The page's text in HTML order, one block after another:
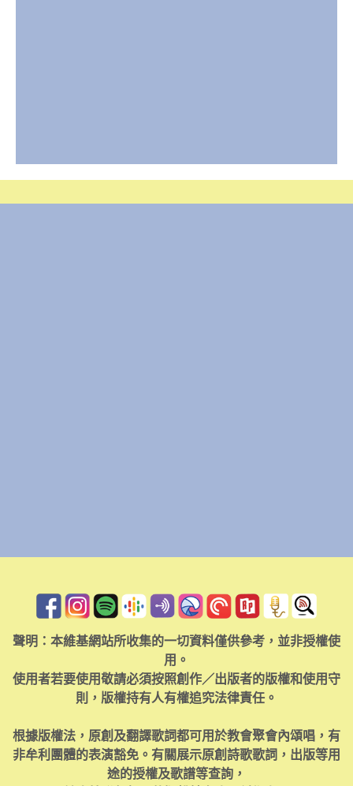
聲明：本維基網站所收集的一切資料僅供參考，並非授權使
用。
使用者若要使用敬請必須按照創作／出版者的版權和使用守
則，版權持有人有權追究法律責任。
根據版權法，原創及翻譯歌詞都可用於教會聚會內頌唱，有
非牟利團體的表演豁免。有關展示原創詩歌歌詞，出版等用
途的授權及歌譜等查詢，